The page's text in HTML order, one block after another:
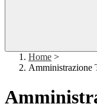
Home >
Amministrazione